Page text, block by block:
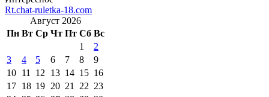
Rt.chat-ruletka-18.com
Август 2026
Пн Вт Ср Чт Пт Сб Вс
1
2
3
4 5 6 7 8
9
10 11 12 13 14 15 16
17 18 19 20 21 22 23